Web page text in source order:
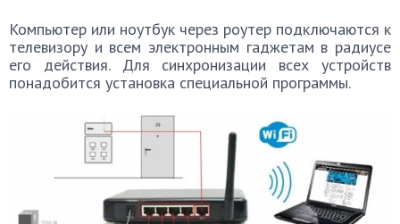
Компьютер или ноутбук через роутер подключаются к
телевизору и всем электронным гаджетам в радиусе
его действия. Для синхронизации всех устройств
понадобится установка специальной программы.